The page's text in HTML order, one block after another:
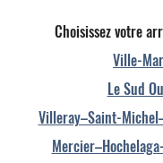
Choisissez votre
Ville-
Le Sud
Villeray–Saint-